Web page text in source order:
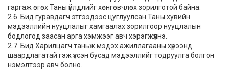
гаргаж өгөх Таны үйлдлийг хөнгөвчлөх зорилготой байна.
2.6. Бид гуравдагч этгээдээс цуглуулсан Таны хувийн
мэдээллийн нууцлалыг хамгаалах зорилгоор нууцлалын
бодлогод заасан арга хэмжээг авч хэрэгжүүлнэ.
2.7. Бид Харилцагч таньж мэдэх ажиллагааны хүрээнд
шаардлагатай гэж үзсэн бусад мэдээллийг тодруулга болгон
нэмэлтээр авч болно.